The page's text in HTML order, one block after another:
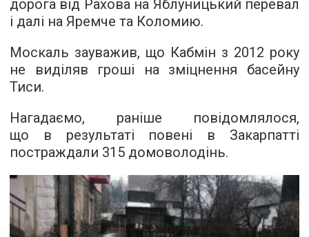
дорога від Рахова на Яблуницький перевал
і далі на Яремче та Коломию.
Москаль зауважив, що Кабмін з 2012 року
не виділяв гроші на зміцнення басейну
Тиси.
Нагадаємо, раніше повідомлялося,
що в результаті повені в Закарпатті
постраждали 315 домоволодінь.